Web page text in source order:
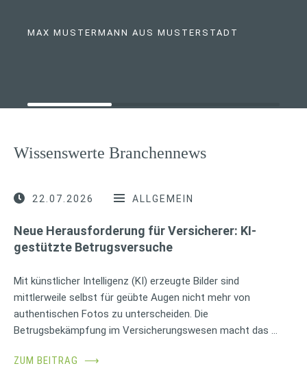
MAX MUSTERMANN AUS MUSTERSTADT
Wissenswerte Branchennews
22.07.2026 ALLGEMEIN
Neue Herausforderung für Versicherer: KI-
gestützte Betrugsversuche
Mit künstlicher Intelligenz (KI) erzeugte Bilder sind
mittlerweile selbst für geübte Augen nicht mehr von
authentischen Fotos zu unterscheiden. Die
Betrugsbekämpfung im Versicherungswesen macht das …
ZUM BEITRAG ⟶